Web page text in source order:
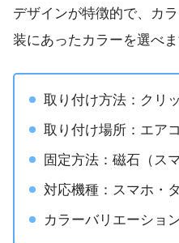
デザインが特徴的で、カ
装にあったカラーを選べま
取り付け方法：クリ
取り付け場所：エア
固定方法：磁石（ス
対応機種：スマホ・
カラーバリエーショ